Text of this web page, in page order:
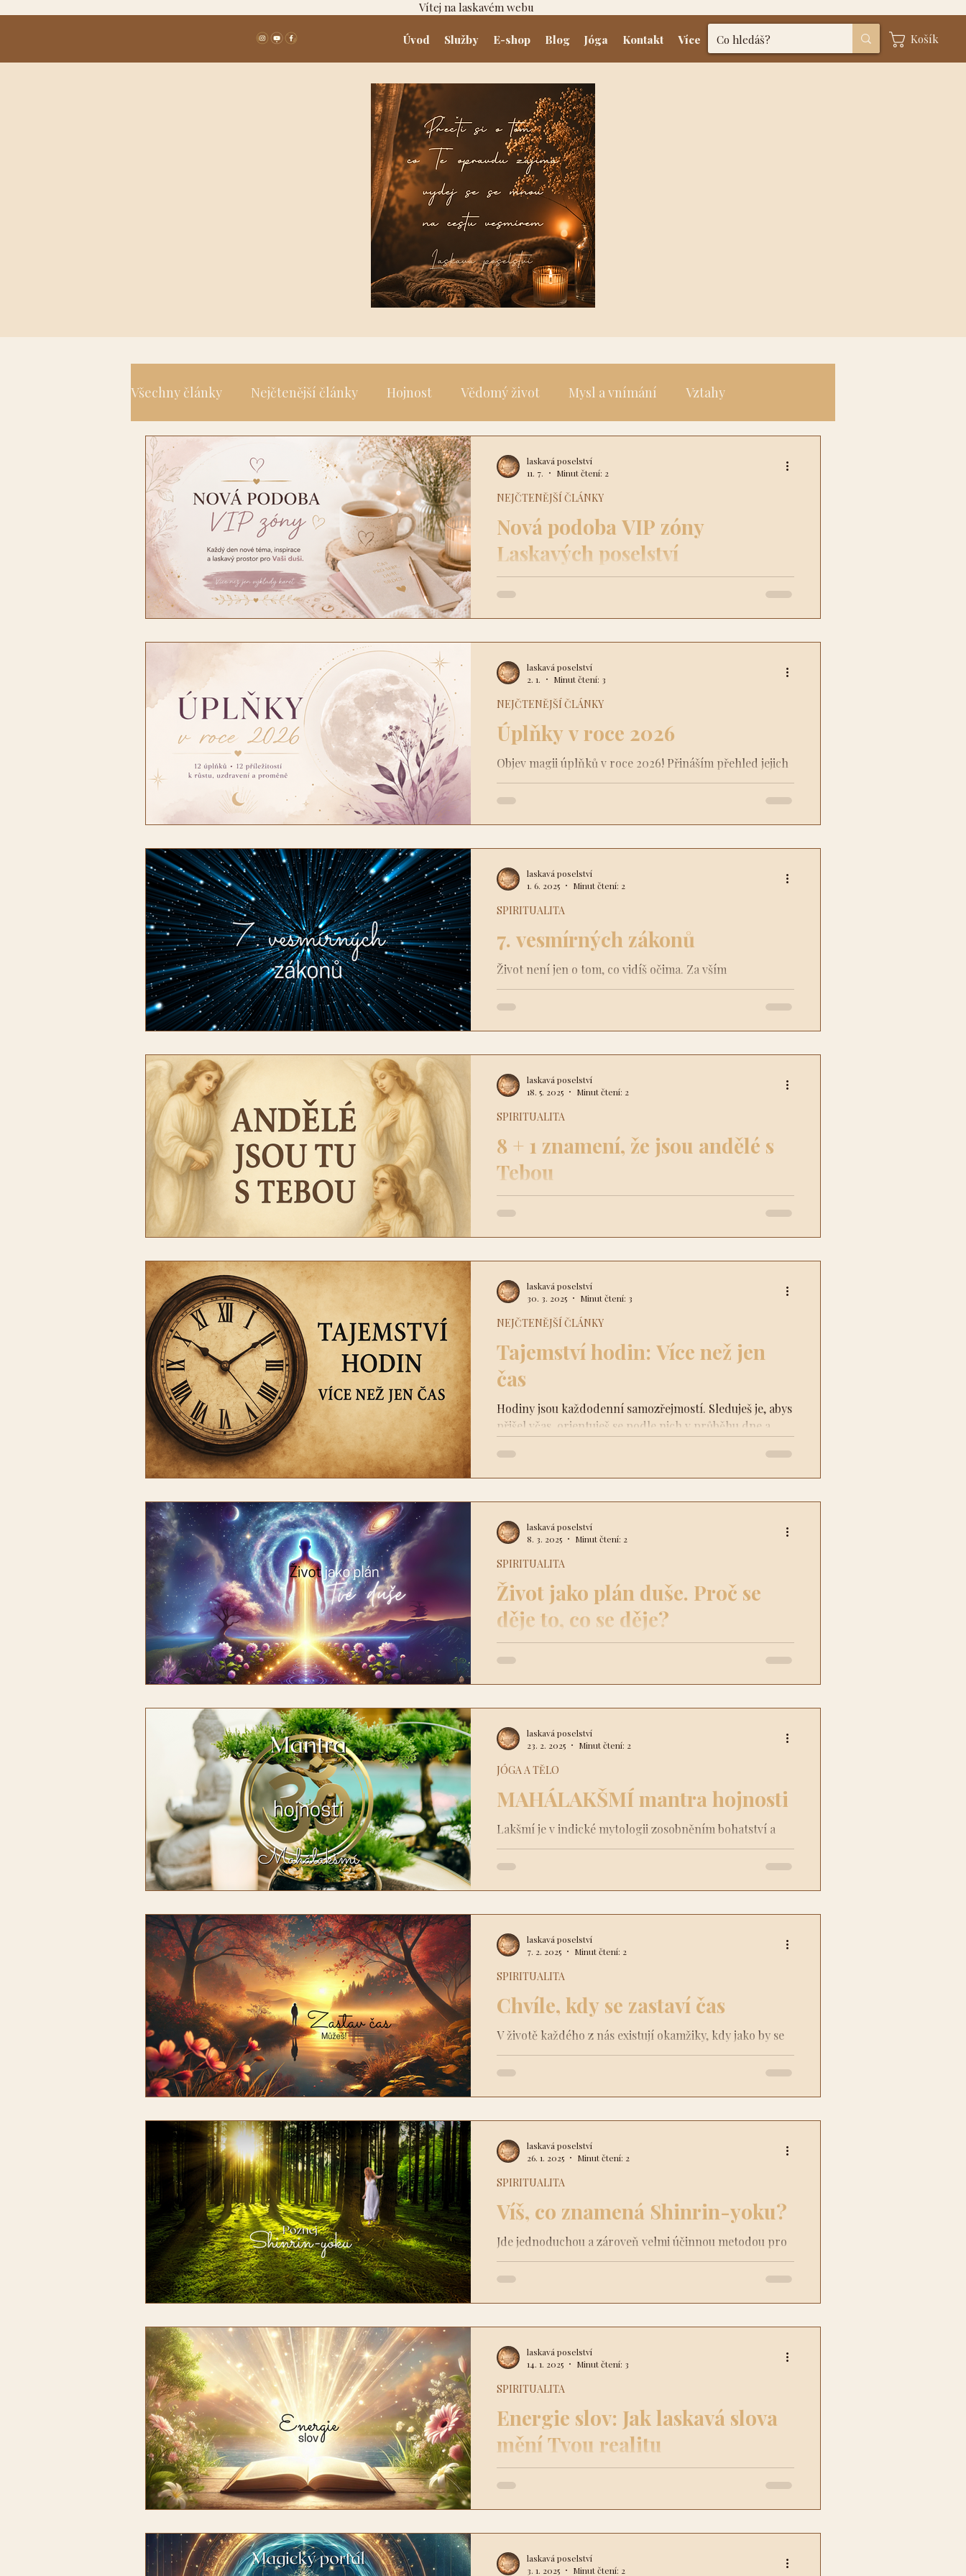
Vítej na laskavém webu
Úvod Služby E-shop Blog Jóga Kontakt Více Košík
Všechny články Nejčtenější články Hojnost Vědomý život Mysl a vnímání Vztahy
Spiritualita Jóga a tělo
Nová podoba VIP zóny
Laskavých poselství
zastavení. Postupem času jsem ale cítila, že bych Vám
chtěla nabídnout ještě víc. Mým přáním bylo vytvořit
která nás bude provázet celým týdnem a přinese více
klidu, zamyšlení i prostoru pro Vás samotné. 🤍
NEJČTENĚJŠÍ ČLÁNKY
laskavá poselství
11. 7.
Minut čtení: 2
Úplňky v roce 2026
Objev magii úplňků v roce 2026! Přináším přehled jejich
dat, významů a zajímavostí, které Tě inspirují a propojí s
přírodou.
NEJČTENĚJŠÍ ČLÁNKY
laskavá poselství
2. 1.
Minut čtení: 3
7. vesmírných zákonů
Život není jen o tom, co vidíš očima. Za vším
hmatatelným existuje neviditelná síť energií, která utváří
Tvé zkušenosti, vztahy i pocity hojnosti či nedostatku.
SPIRITUALITA
laskavá poselství
1. 6. 2025
Minut čtení: 2
8 + 1 znamení, že jsou andělé s
Tebou
je třeba je umět vnímat. A Ty už jsi hodně vnímavý, takže
možná už některá z těchto znamení zažíváš. Neboj se
čeho bát".
SPIRITUALITA
laskavá poselství
18. 5. 2025
Minut čtení: 2
Tajemství hodin: Více než jen
čas
Hodiny jsou každodenní samozřejmostí. Sleduješ je, abys
přišel včas, orientuješ se podle nich v průběhu dne a
NEJČTENĚJŠÍ ČLÁNKY
laskavá poselství
30. 3. 2025
Minut čtení: 3
Život jako plán duše. Proč se
děje to, co se děje?
sám sebe: "Proč se mi tohle stalo? Proč právě mně? Co
jsem komu udělal?"
SPIRITUALITA
laskavá poselství
8. 3. 2025
Minut čtení: 2
MAHÁLAKŠMÍ mantra hojnosti
Lakšmí je v indické mytologii zosobněním bohatství a
blahobytu – jak v materiálním, tak duchovním smyslu.
JÓGA A TĚLO
laskavá poselství
23. 2. 2025
Minut čtení: 2
Chvíle, kdy se zastaví čas
V životě každého z nás existují okamžiky, kdy jako by se
zastavil čas. Vše, co se běžně zdá důležité, náhle mizí v
pozadí. Zůstáváš jen…
SPIRITUALITA
laskavá poselství
7. 2. 2025
Minut čtení: 2
Víš, co znamená Shinrin-yoku?
Jde jednoduchou a zároveň velmi účinnou metodou pro
obnovení duševní i fyzické rovnováhy. Vychází z
předpokladu, že pobyt v...
SPIRITUALITA
laskavá poselství
26. 1. 2025
Minut čtení: 2
Energie slov: Jak laskavá slova
mění Tvou realitu
světem kolem Tebe. Každé slovo, které vyslovíš, nese
energii — buď povznášející...
SPIRITUALITA
laskavá poselství
14. 1. 2025
Minut čtení: 3
laskavá poselství
3. 1. 2025
Minut čtení: 2